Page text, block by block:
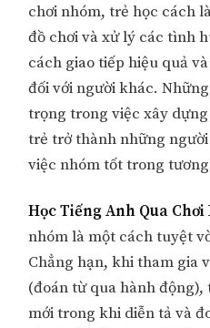
chơi nhóm, trẻ học cách
đồ chơi và xử lý các tình
cách giao tiếp hiệu quả
đối với người khác.
trọng trong việc xây
trẻ trở thành những
việc nhóm tốt trong
Học Tiếng Anh Qua Chơi
nhóm là một cách tuyệt
Chẳng hạn, khi tham gia
(đoán từ qua hành
mới trong khi diễn tả và